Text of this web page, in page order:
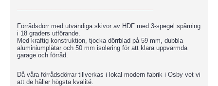
Förrådsdörr med utvändiga skivor av HDF med 3-spegel spårning
i 18 graders utförande.
Med kraftig konstruktion, tjocka dörrblad på 59 mm, dubbla
aluminiumplåtar och 50 mm isolering för att klara uppvärmda
garage och förråd.
Då våra förrådsdörrar tillverkas i lokal modern fabrik i Osby vet vi
att de håller högsta kvalité.